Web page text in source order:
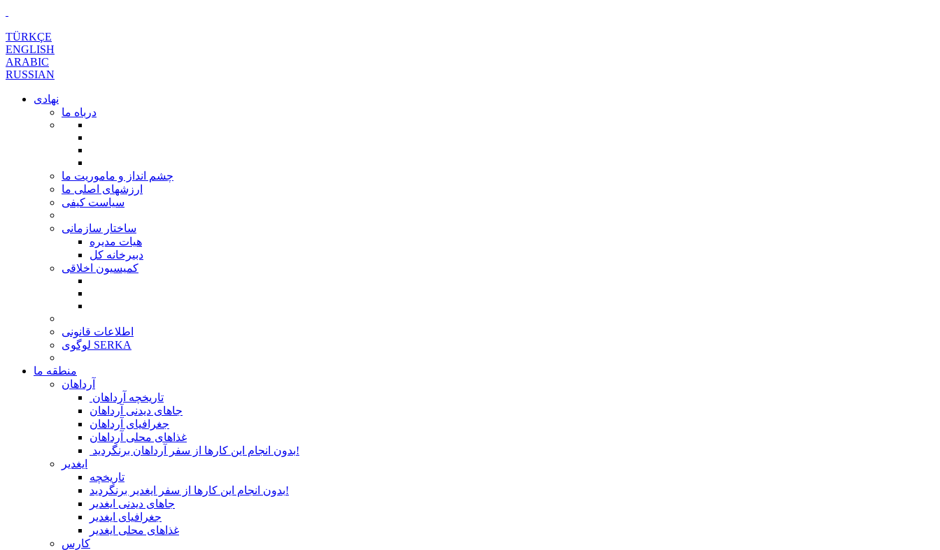
TÜRKÇE
ENGLISH
ARABIC
RUSSIAN
نهادی
درباه ما
چشم انداز و ماموریت ما
ارزشهای اصلی ما
سیاست کیفی
ساختار سازمانی
هیات مدیره
دبیرخانه کل
کمیسیون اخلاقی
اطلاعات قانونی
لوگوی SERKA
منطقه ما
آرداهان
تاریخچه آرداهان
جاهای دیدنی آرداهان
جغرافیای آرداهان
غذاهای محلی آرداهان
بدون انجام این کارها از سفر آرداهان برنگردید!
ایغدیر
تاریخچه
بدون انجام این کارها از سفر ایغدیر برنگردید!
جاهای دیدنی ایغدیر
جغرافیای ایغدیر
غذاهای محلی ایغدیر
کارس